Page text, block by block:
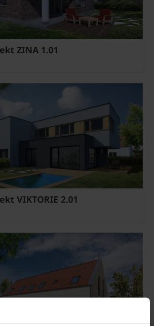
ZINA 1.01
VIKTORIE 2.01